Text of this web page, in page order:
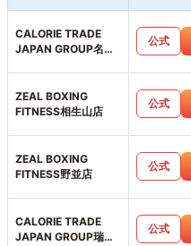
CALORIE TRADE
JAPAN GROUP名古
公式
ZEAL BOXING
FITNESS相生山店
公式
ZEAL BOXING
FITNESS野並店
公式
CALORIE TRADE
JAPAN GROUP瑞穂
公式